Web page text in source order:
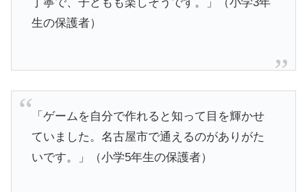
生の保護者）
「ゲームを自分で作れると知って目を輝かせ
ていました。名古屋市で通えるのがありがた
いです。」（小学5年生の保護者）